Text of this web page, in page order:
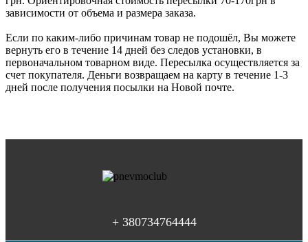
зависимости от объема и размера заказа.
Если по каким-либо причинам товар не подошёл, Вы можете
вернуть его в течение 14 дней без следов установки, в
первоначальном товарном виде. Пересылка осуществляется за
счет покупателя. Деньги возвращаем на карту в течение 1-3
дней после получения посылки на Новой почте.
+ 380734764444